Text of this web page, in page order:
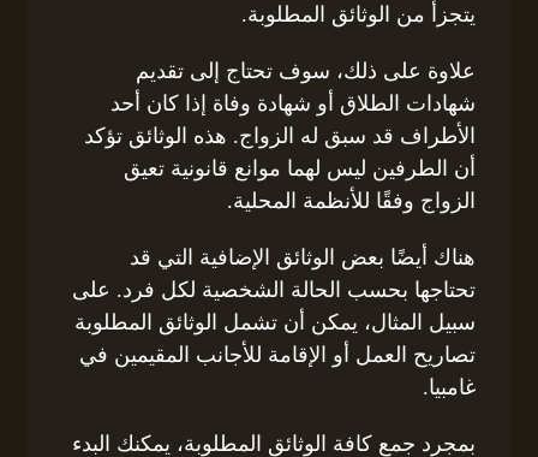
يتجزأ من الوثائق المطلوبة.
علاوة على ذلك، سوف تحتاج إلى تقديم
شهادات الطلاق أو شهادة وفاة إذا كان أحد
الأطراف قد سبق له الزواج. هذه الوثائق تؤكد
أن الطرفين ليس لهما موانع قانونية تعيق
الزواج وفقًا للأنظمة المحلية.
هناك أيضًا بعض الوثائق الإضافية التي قد
تحتاجها بحسب الحالة الشخصية لكل فرد. على
سبيل المثال، يمكن أن تشمل الوثائق المطلوبة
تصاريح العمل أو الإقامة للأجانب المقيمين في
غامبيا.
بمجرد جمع كافة الوثائق المطلوبة، يمكنك البدء